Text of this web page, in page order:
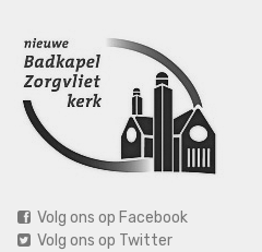
Volg ons op Facebook
Volg ons op Twitter